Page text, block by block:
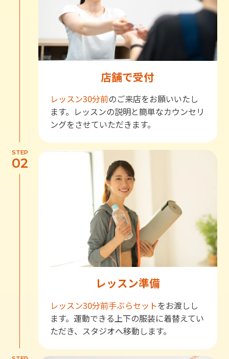
店舗で受付
レッスン30分前のご来店をお願いいたし
ます。レッスンの説明と簡単なカウンセリ
ングをさせていただきます。
STEP
02
レッスン準備
レッスン30分前手ぶらセットをお渡しし
ます。運動できる上下の服装に着替えてい
ただき、スタジオへ移動します。